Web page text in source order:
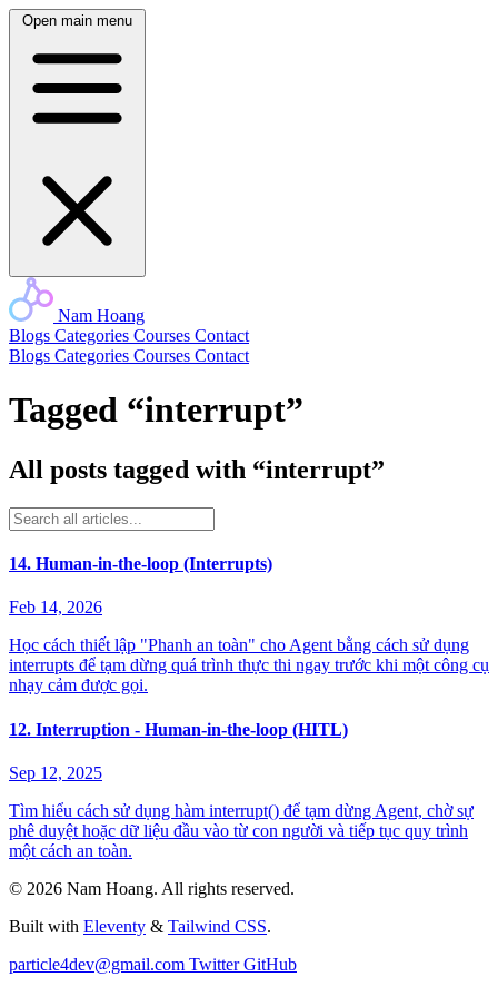
Open main menu
Nam Hoang
Blogs Categories Courses Contact
Blogs Categories Courses Contact
Tagged “interrupt”
All posts tagged with “interrupt”
14. Human-in-the-loop (Interrupts)
Feb 14, 2026
Học cách thiết lập "Phanh an toàn" cho Agent bằng cách sử dụng
interrupts để tạm dừng quá trình thực thi ngay trước khi một công cụ
nhạy cảm được gọi.
12. Interruption - Human-in-the-loop (HITL)
Sep 12, 2025
Tìm hiểu cách sử dụng hàm interrupt() để tạm dừng Agent, chờ sự
phê duyệt hoặc dữ liệu đầu vào từ con người và tiếp tục quy trình
một cách an toàn.
© 2026 Nam Hoang. All rights reserved.
Built with Eleventy & Tailwind CSS.
particle4dev@gmail.com TwitterGitHub